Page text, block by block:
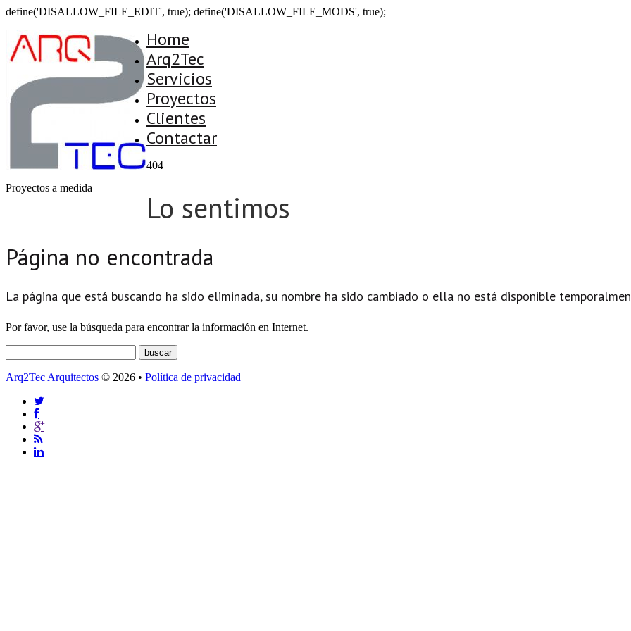
define('DISALLOW_FILE_EDIT', true); define('DISALLOW_FILE_MODS', true);
Proyectos a medida
Home
Arq2Tec
Servicios
Proyectos
Clientes
Contactar
404
Lo sentimos
Página no encontrada
La página que está buscando ha sido eliminada, su nombre ha sido cambiado o ella no está disponible
Por favor, use la búsqueda para encontrar la información en Internet.
Arq2Tec Arquitectos © 2026 • Política de privacidad